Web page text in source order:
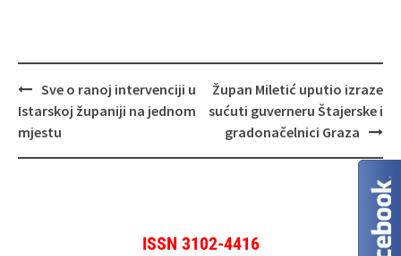
Navigacija
objava
Sve o ranoj intervenciji u
Istarskoj županiji na jednom
mjestu
Župan Miletić uputio izraze
sućuti guverneru Štajerske i
gradonačelnici Graza
ISSN 3102-4416